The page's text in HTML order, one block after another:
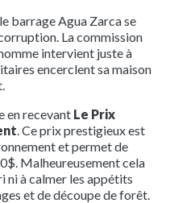
barrage Agua Zarca se
La commission
intervient juste à
encerclent sa maison
en recevant Le Prix
. Ce prix prestigieux est
et permet de
Malheureusement cela
ni à calmer les appétits
et de découpe de forêt.